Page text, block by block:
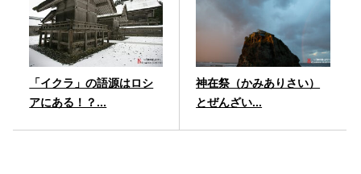
「イクラ」の語源はロシ
アにある！？...
神在祭（かみありさい）
とぜんざい...